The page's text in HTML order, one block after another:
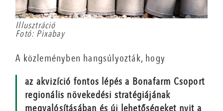
Illusztráció
Fotó: Pixabay
A közleményben hangsúlyozták, hogy
az akvizíció fontos lépés a Bonafarm Csoport
regionális növekedési stratégiájának
megvalósításában és új lehetőségeket nyit a